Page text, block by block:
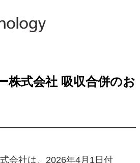
株式会社 吸収合併のお
会社は、2026年4月1日付